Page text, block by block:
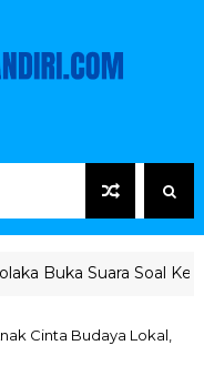
Ketegangan Jalur
Cinta Budaya Lokal,